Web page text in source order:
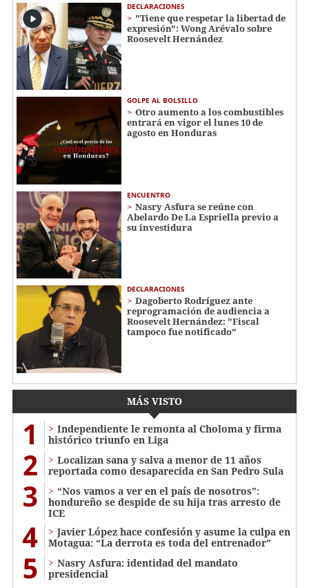
DECLARACIONES
"Tiene que respetar la libertad de
expresión": Wong Arévalo sobre
Roosevelt Hernández
GOLPE AL BOLSILLO
Otro aumento a los combustibles
entrará en vigor el lunes 10 de
agosto en Honduras
ENCUENTRO
Nasry Asfura se reúne con
Abelardo De La Espriella previo a
su investidura
DECLARACIONES
Dagoberto Rodríguez ante
reprogramación de audiencia a
Roosevelt Hernández: "Fiscal
tampoco fue notificado"
MÁS VISTO
1
Independiente le remonta al Choloma y firma
histórico triunfo en Liga
2
Localizan sana y salva a menor de 11 años
reportada como desaparecida en San Pedro Sula
3
“Nos vamos a ver en el país de nosotros”:
hondureño se despide de su hija tras arresto de
ICE
4
Javier López hace confesión y asume la culpa en
Motagua: “La derrota es toda del entrenador”
5
Nasry Asfura: identidad del mandato
presidencial